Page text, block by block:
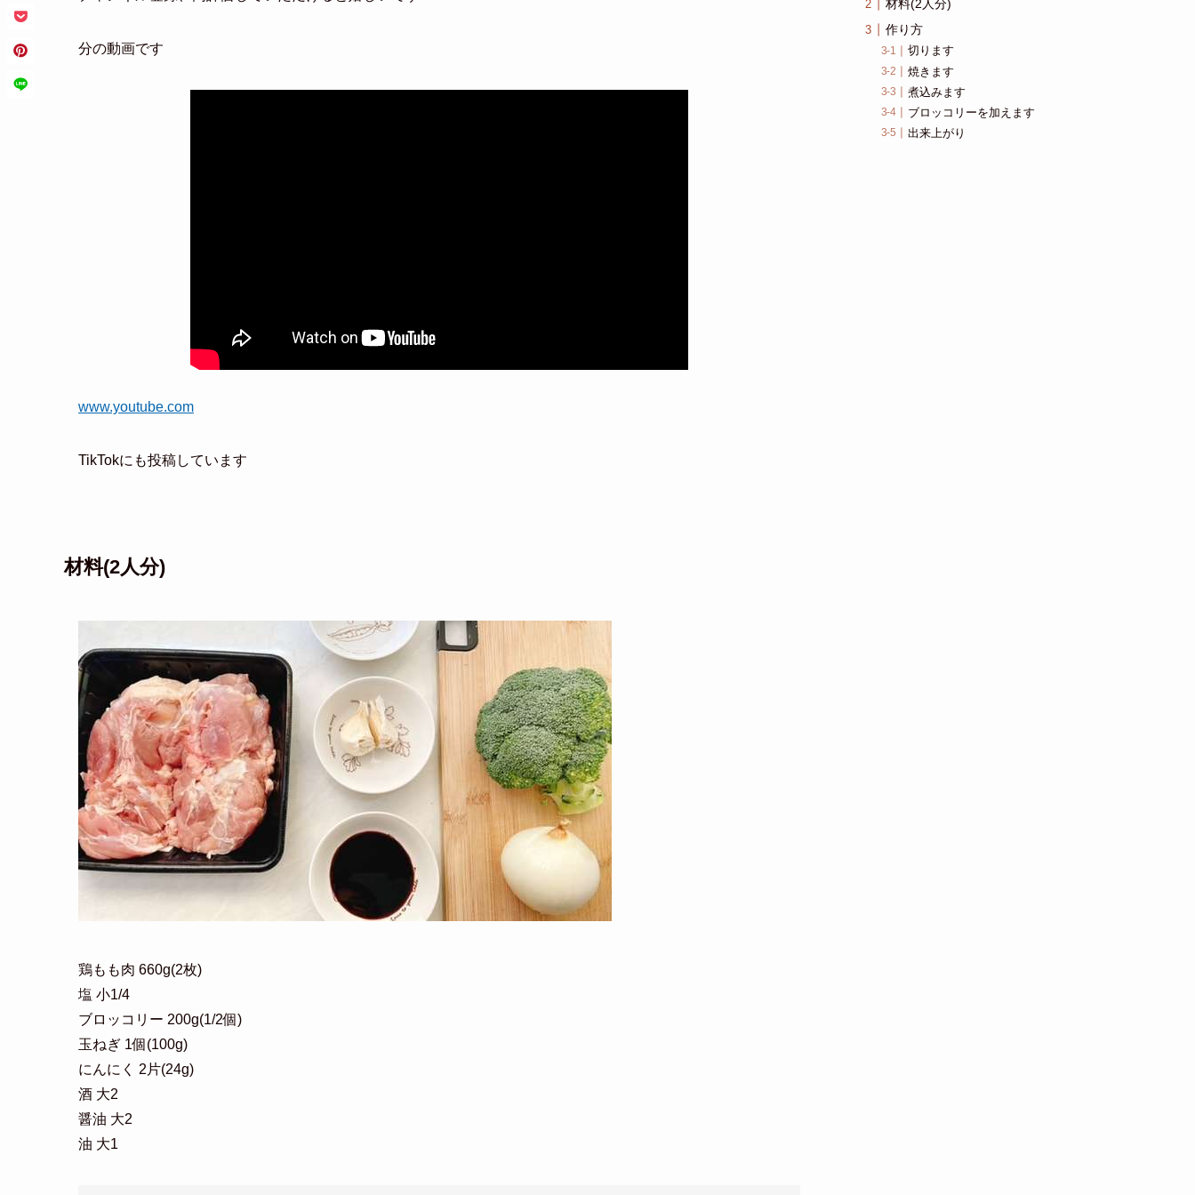
分の動画です
www.youtube.com
TikTokにも投稿しています
材料(2人分)
鶏もも肉 660g(2枚)
塩 小1/4
ブロッコリー 200g(1/2個)
玉ねぎ 1個(100g)
にんにく 2片(24g)
酒 大2
醤油 大2
油 大1
材料(2人分)
作り方
切ります
焼きます
煮込みます
ブロッコリーを加えます
出来上がり